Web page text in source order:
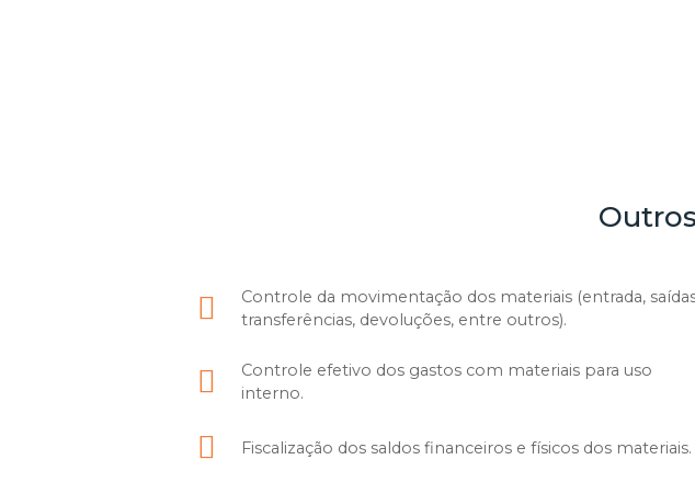
Controle da movimentação dos materiais (entrada,
transferências, devoluções, entre outros).
Controle efetivo dos gastos com materiais para uso
interno.
Fiscalização dos saldos financeiros e físicos dos materiais.